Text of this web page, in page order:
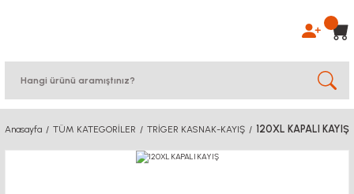
Anasayfa TÜM KATEGORİLER TRİGER KASNAK-KAYIŞ 120XL KAPALI KAYIŞ